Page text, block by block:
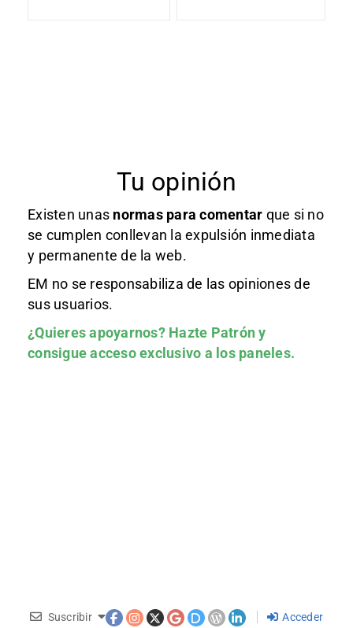
Tu opinión
Existen unas normas para comentar que si no
se cumplen conllevan la expulsión inmediata
y permanente de la web.
EM no se responsabiliza de las opiniones de
sus usuarios.
¿Quieres apoyarnos? Hazte Patróny
consigue acceso exclusivo a los paneles.
Suscribir Acceder